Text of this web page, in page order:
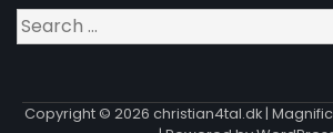
Search
for:
Copyright © 2026 christian4tal.dk|